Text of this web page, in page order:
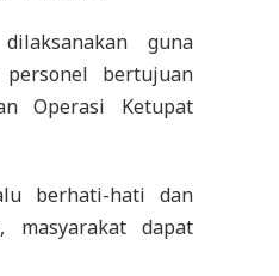
guna
bertujuan
Operasi Ketupat
berhati-hati dan
masyarakat dapat